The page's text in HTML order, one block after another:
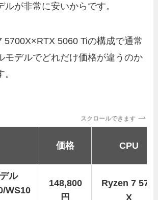
ルが非常に安いからです。
5700X×RTX 5060 Tiの構成で通常
モデルでどれだけ価格が違うのか
スクロールできます
価格 CPU
ル
WS10
148,800
円
Ryzen 7
X